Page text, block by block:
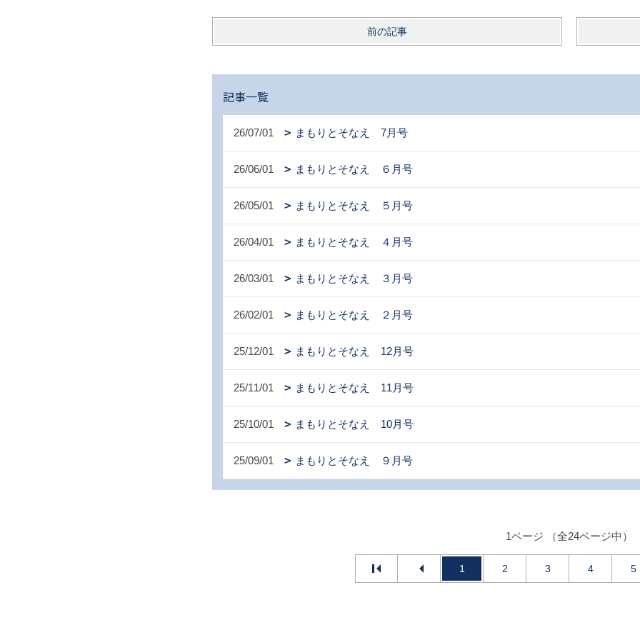
前の記事
記事一覧
26/07/01 まもりとそなえ 7月号
26/06/01 まもりとそなえ ６月号
26/05/01 まもりとそなえ ５月号
26/04/01 まもりとそなえ ４月号
26/03/01 まもりとそなえ ３月号
26/02/01 まもりとそなえ ２月号
25/12/01 まもりとそなえ 12月号
25/11/01 まもりとそなえ 11月号
25/10/01 まもりとそなえ 10月号
25/09/01 まもりとそなえ ９月号
1ページ （全24ページ中）
1 2 3 4 5